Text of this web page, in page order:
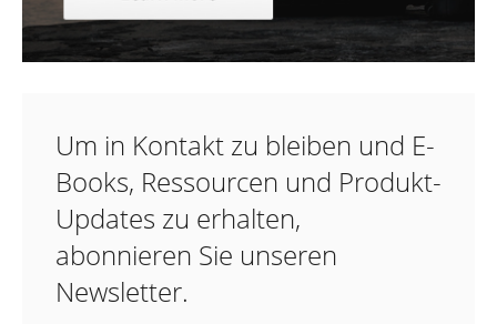
Um in Kontakt zu bleiben und E-
Books, Ressourcen und Produkt-
Updates zu erhalten,
abonnieren Sie unseren
Newsletter.